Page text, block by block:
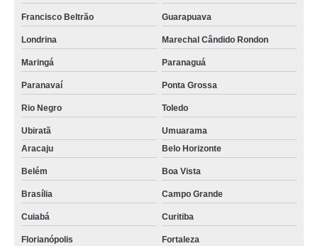
Francisco Beltrão Guarapuava
Londrina Marechal Cândido Rondon
Maringá Paranaguá
Paranavaí Ponta Grossa
Rio Negro Toledo
Ubiratã
Umuarama
Aracaju
Belo Horizonte
Belém Boa Vista
Brasília Campo Grande
Cuiabá Curitiba
Florianópolis Fortaleza